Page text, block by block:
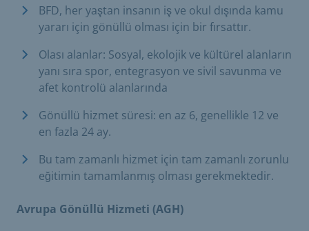
BFD, her yaştan insanın iş ve okul dışında kamu
yararı için gönüllü olması için bir fırsattır.
Olası alanlar: Sosyal, ekolojik ve kültürel alanların
yanı sıra spor, entegrasyon ve sivil savunma ve
afet kontrolü alanlarında
Gönüllü hizmet süresi: en az 6, genellikle 12 ve
en fazla 24 ay.
Bu tam zamanlı hizmet için tam zamanlı zorunlu
eğitimin tamamlanmış olması gerekmektedir.
Avrupa Gönüllü Hizmeti (AGH)